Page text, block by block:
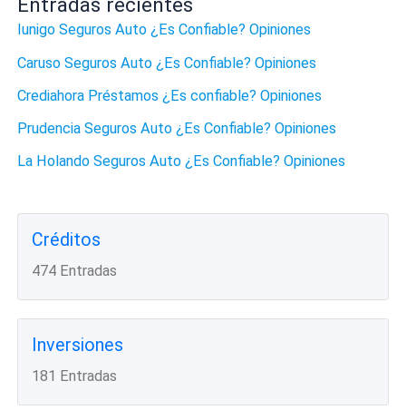
Entradas recientes
Iunigo Seguros Auto ¿Es Confiable? Opiniones
Caruso Seguros Auto ¿Es Confiable? Opiniones
Crediahora Préstamos ¿Es confiable? Opiniones
Prudencia Seguros Auto ¿Es Confiable? Opiniones
La Holando Seguros Auto ¿Es Confiable? Opiniones
Créditos
474 Entradas
Inversiones
181 Entradas